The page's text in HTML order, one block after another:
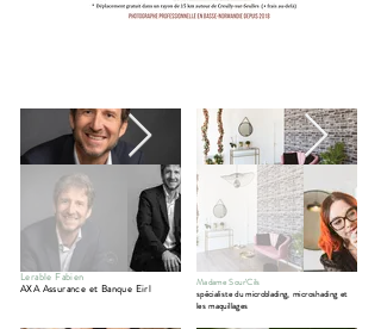
Lerable Fabien
AXA Assurance et Banque Eirl
Madame Sour'Cils
spécialiste du microblading, microshading et
les maquillages